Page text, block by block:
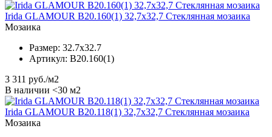
Irida GLAMOUR B20.160(1) 32,7x32,7 Стеклянная мозаика
Мозаика
Размер: 32.7x32.7
Артикул: B20.160(1)
3 311 руб./м2
В наличии <30 м2
Irida GLAMOUR B20.118(1) 32,7x32,7 Стеклянная мозаика
Мозаика